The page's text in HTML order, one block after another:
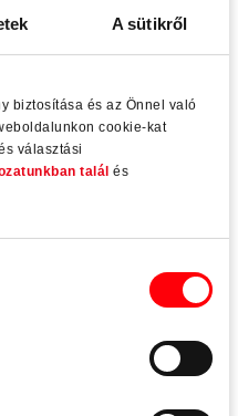
A sütikről
biztosítása és az Önnel való
cookie-kat
választási
talál és